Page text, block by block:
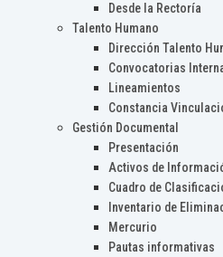
Desde la Rectoría
Talento Humano
Dirección Talento
Convocatorias
Lineamientos
Constancia
Gestión Documental
Presentación
Activos de
Cuadro de
Inventario de
Mercurio
Pautas informativas